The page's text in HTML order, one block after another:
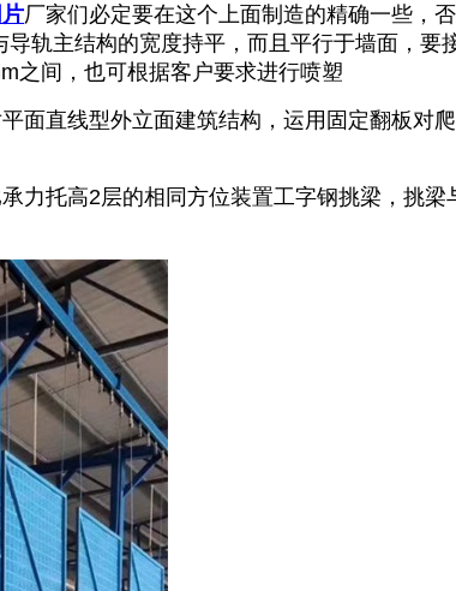
厂家们必定要在这个上面制造的精确一些，
轨主结构的宽度持平，而且平行于墙面，要
之间，也可根据客户要求进行喷塑
面直线型外立面建筑结构，运用固定翻板对
力托高2层的相同方位装置工字钢挑梁，挑